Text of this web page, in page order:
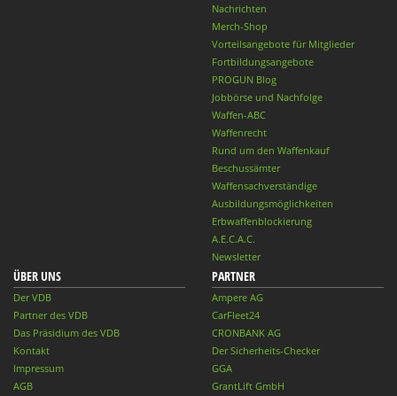
Nachrichten
Merch-Shop
Vorteilsangebote für Mitglieder
Fortbildungsangebote
PROGUN Blog
Jobbörse und Nachfolge
Waffen-ABC
Waffenrecht
Rund um den Waffenkauf
Beschussämter
Waffensachverständige
Ausbildungsmöglichkeiten
Erbwaffenblockierung
A.E.C.A.C.
Newsletter
ÜBER UNS
Der VDB
Partner des VDB
Das Präsidium des VDB
Kontakt
Impressum
AGB
PARTNER
Ampere AG
CarFleet24
CRONBANK AG
Der Sicherheits-Checker
GGA
GrantLift GmbH